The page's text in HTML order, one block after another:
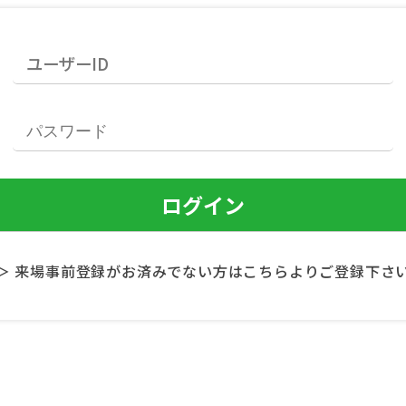
来場事前登録がお済みでない方はこちらよりご登録下さ